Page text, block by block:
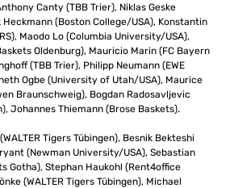
Canty (TBB Trier), Niklas Geske
(Boston College/USA), Konstantin
Maodo Lo (Columbia University/USA),
Oldenburg), Mauricio Marin (FC Bayern
(TBB Trier), Philipp Neumann (EWE
Ogbe (University of Utah/USA), Maurice
Braunschweig), Bogdan Radosavljevic
Johannes Thiemann (Brose Baskets).
Tigers Tübingen), Besnik Bekteshi
(Newman University/USA), Sebastian
Gotha), Stephan Haukohl (Rent4office
(WALTER Tigers Tübingen), Michael